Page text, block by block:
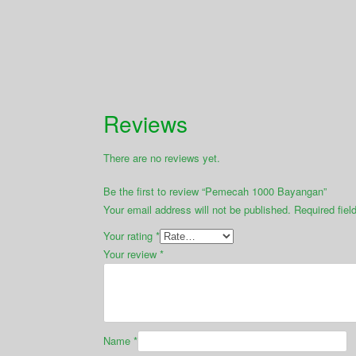
Reviews
There are no reviews yet.
Be the first to review “Pemecah 1000 Bayangan”
Your email address will not be published. Required
Your rating*
Your review*
Name*